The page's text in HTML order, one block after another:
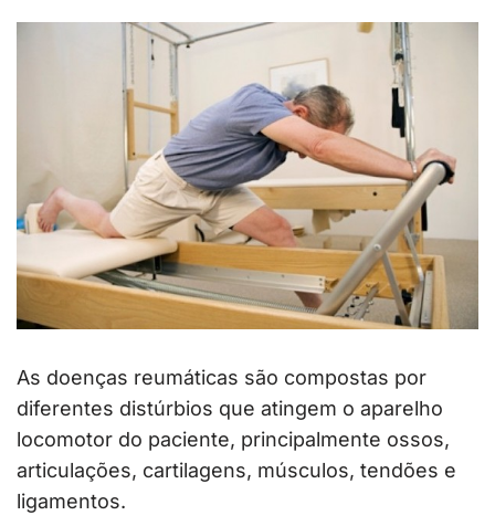
As doenças reumáticas são compostas por
diferentes distúrbios que atingem o aparelho
locomotor do paciente, principalmente ossos,
articulações, cartilagens, músculos, tendões e
ligamentos.